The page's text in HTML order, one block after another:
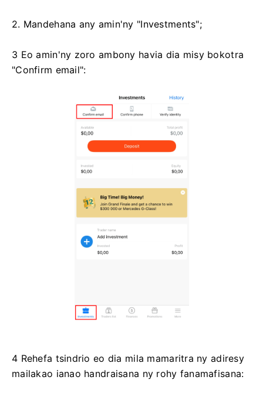
2. Mandehana any amin'ny "Investments";
3 Eo amin'ny zoro ambony havia dia misy bokotra
"Confirm email":
4 Rehefa tsindrio eo dia mila mamaritra ny adiresy
mailakao ianao handraisana ny rohy fanamafisana: